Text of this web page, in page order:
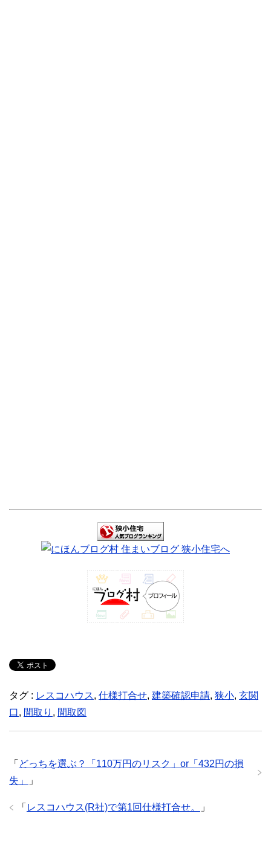
タグ : レスコハウス, 仕様打合せ, 建築確認申請, 狭小, 玄関
口, 間取り , 間取図
「 どっちを選ぶ？「110万円のリスク」or「432円の損
失」
」
「 レスコハウス(R社)で第1回仕様打合せ。 」